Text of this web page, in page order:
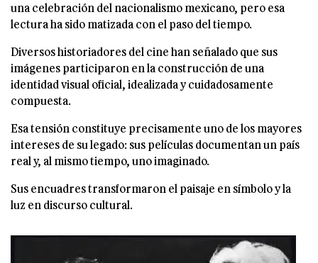
una celebración del nacionalismo mexicano, pero esa
lectura ha sido matizada con el paso del tiempo.
Diversos historiadores del cine han señalado que sus
imágenes participaron en la construcción de una
identidad visual oficial, idealizada y cuidadosamente
compuesta.
Esa tensión constituye precisamente uno de los mayores
intereses de su legado: sus películas documentan un país
real y, al mismo tiempo, uno imaginado.
Sus encuadres transformaron el paisaje en símbolo y la
luz en discurso cultural.